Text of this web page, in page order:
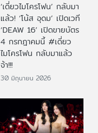
‘เดี่ยวไมโครโฟน’ กลับมา
แล้ว! ‘โน้ส อุดม’ เปิดเวที
‘DEAW 16’ เปิดขายบัตร
4 กรกฎาคมนี้ #เดี่ยว
ไมโครโฟน กลับมาแล้ว
จ้า!!!
30 มิถุนายน 2026